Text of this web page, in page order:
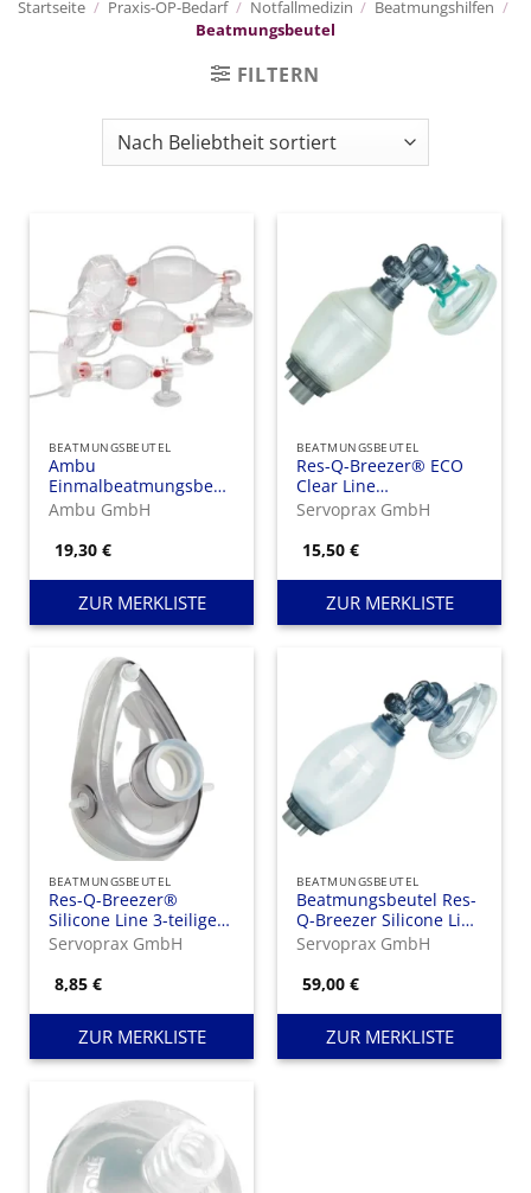
Startseite / Praxis-OP-Bedarf / Notfallmedizin / Beatmungshilfen /
Beatmungsbeutel
FILTERN
BEATMUNGSBEUTEL
Ambu
Einmalbeatmungsbeutel
Spur II
Ambu GmbH
19,30€
ZUR MERKLISTE
BEATMUNGSBEUTEL
Res-Q-Breezer® ECO
Clear Line
Beatmungsbeutel
Servoprax GmbH
15,50€
ZUR MERKLISTE
BEATMUNGSBEUTEL
Res-Q-Breezer®
Silicone Line 3-teilige
Beatmungsmaske
Servoprax GmbH
8,85€
ZUR MERKLISTE
BEATMUNGSBEUTEL
Beatmungsbeutel Res-
Q-Breezer Silicone Line
II
Servoprax GmbH
59,00€
ZUR MERKLISTE